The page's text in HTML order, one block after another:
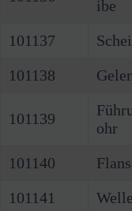
ibe
101137
101138
101139
ohr
101140
101141
Welle